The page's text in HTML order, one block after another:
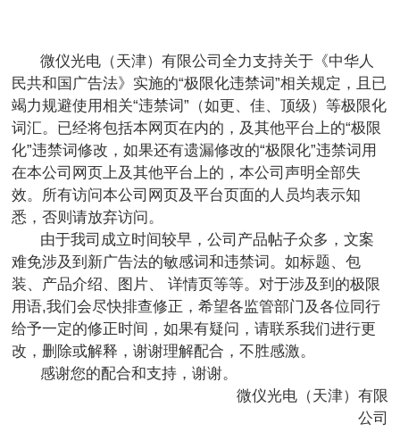
微仪光电（天津）有限公司全力支持关于《中华人
民共和国广告法》实施的“极限化违禁词”相关规定，且已
竭力规避使用相关“违禁词” （如更、佳、顶级）等极限化
词汇。已经将包括本网页在内的，及其他平台上的“极限
化”违禁词修改，如果还有遗漏修改的“极限化”违禁词用
在本公司网页上及其他平台上的，本公司声明全部失
效。所有访问本公司网页及平台页面的人员均表示知
悉，否则请放弃访问。
由于我司成立时间较早，公司产品帖子众多，文案
难免涉及到新广告法的敏感词和违禁词。如标题、包
装、产品介绍、图片、
详情页等等。对于涉及到的极限
用语,我们会尽快排查修正，希望各监管部门及各位同行
给予一定的修正时间，如果有疑问，请联系我们进行更
改，删除或解释，谢谢理解配合，不胜感激。
感谢您的配合和支持，谢谢。
微仪光电（天津）有限
公司